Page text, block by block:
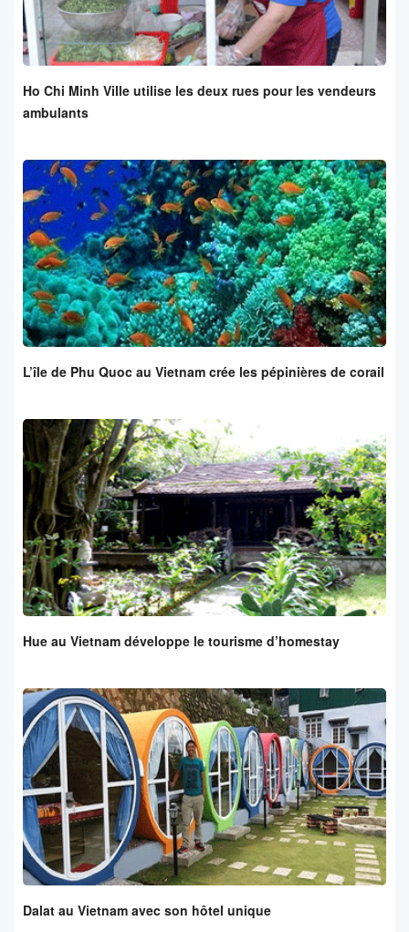
Ho Chi Minh Ville utilise les deux rues pour les vendeurs
ambulants
L’île de Phu Quoc au Vietnam crée les pépinières de corail
Hue au Vietnam développe le tourisme d’homestay
Dalat au Vietnam avec son hôtel unique